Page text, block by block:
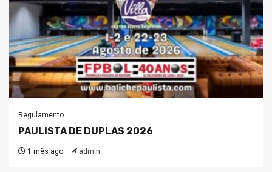
Regulamento
PAULISTA DE DUPLAS 2026
1 mês ago admin